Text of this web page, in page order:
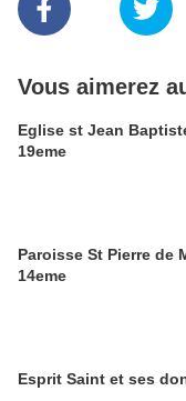
Vous aimerez
Eglise st Jean
19eme
Paroisse St Pierre de
14eme
Esprit Saint et ses